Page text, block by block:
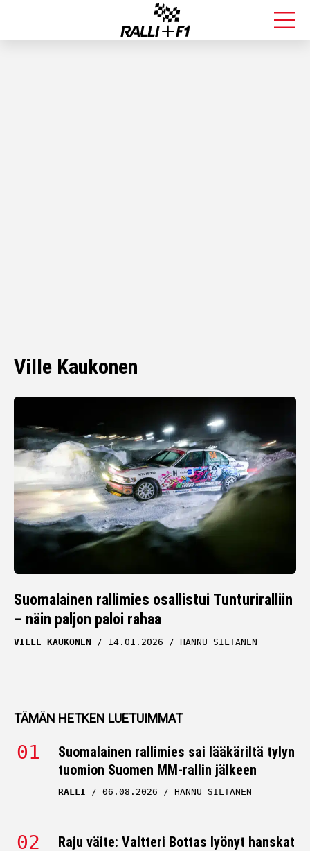
Ville Kaukonen
Suomalainen rallimies osallistui Tunturiralliin
– näin paljon paloi rahaa
VILLE KAUKONEN 14.01.2026 HANNU SILTANEN
TÄMÄN HETKEN LUETUIMMAT
Suomalainen rallimies sai lääkäriltä tylyn
tuomion Suomen MM-rallin jälkeen
RALLI 06.08.2026 HANNU SILTANEN
Raju väite: Valtteri Bottas lyönyt hanskat